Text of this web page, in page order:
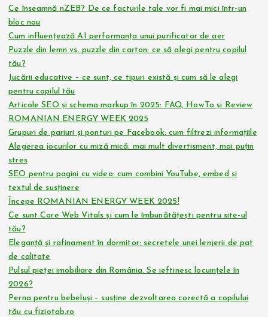
Ce înseamnă nZEB? De ce facturile tale vor fi mai mici într-un
bloc nou
Cum influențează AI performanța unui purificator de aer
Puzzle din lemn vs. puzzle din carton: ce să alegi pentru copilul
tău?
Jucării educative – ce sunt, ce tipuri există și cum să le alegi
pentru copilul tău
Articole SEO și schema markup în 2025: FAQ, HowTo și Review
ROMANIAN ENERGY WEEK 2025
Grupuri de pariuri și ponturi pe Facebook: cum filtrezi informațiile
Alegerea jocurilor cu miză mică: mai mult divertisment, mai puțin
stres
SEO pentru pagini cu video: cum combini YouTube, embed și
textul de susținere
Începe ROMANIAN ENERGY WEEK 2025!
Ce sunt Core Web Vitals și cum le îmbunătățești pentru site-ul
tău?
Eleganță și rafinament în dormitor: secretele unei lenjerii de pat
de calitate
Pulsul pieței imobiliare din România. Se ieftinesc locuințele în
2026?
Perna pentru bebeluși – susține dezvoltarea corectă a copilului
tău cu fiziotab.ro